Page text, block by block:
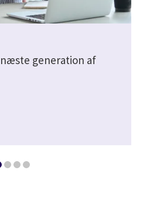
generation af